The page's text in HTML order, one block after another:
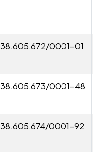
38.605.672/0001-01
38.605.673/0001-48
38.605.674/0001-92